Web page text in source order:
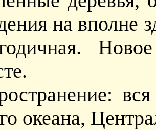
на вполне
океана,